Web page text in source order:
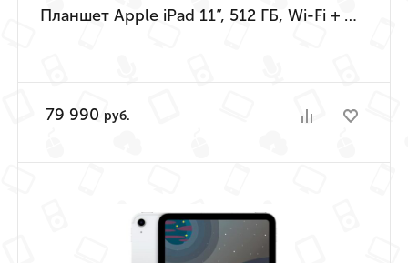
Планшет Apple iPad 11”, 512 ГБ, Wi-Fi + Cellular (Синий | Blue) (A16 | 2025)
79 990 руб.